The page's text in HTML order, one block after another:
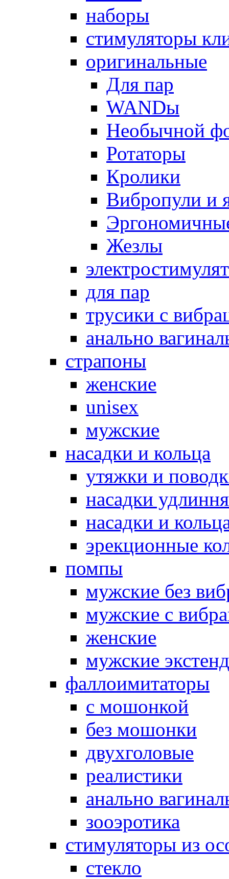
наборы
стимуляторы
оригинальные
Для пар
WANDы
Необычной
Ротаторы
Кролики
Вибропули и
Жезлы
для пар
трусики с
анально
страпоны
женские
unisex
мужские
насадки и кольца
утяжки и
насадки
насадки и
эрекционные
помпы
мужские без
мужские с
женские
мужские
фаллоимитаторы
с мошонкой
без мошонки
двухголовые
реалистики
анально
зооэротика
стимуляторы из
стекло